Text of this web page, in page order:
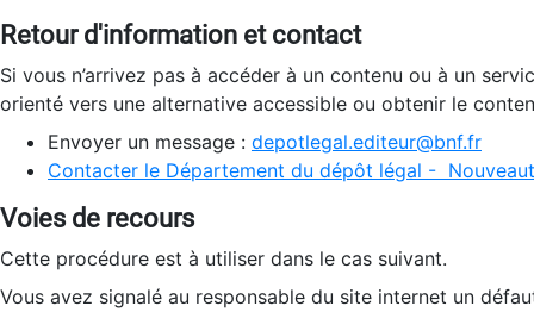
Retour d'information et contact
Si vous n’arrivez pas à accéder à un contenu ou à un
orienté vers une alternative accessible ou obtenir le
Envoyer un message : depotlegal.editeur@bnf.fr
Contacter le Département du dépôt légal -
Voies de recours
Cette procédure est à utiliser dans le cas suivant.
Vous avez signalé au responsable du site internet un